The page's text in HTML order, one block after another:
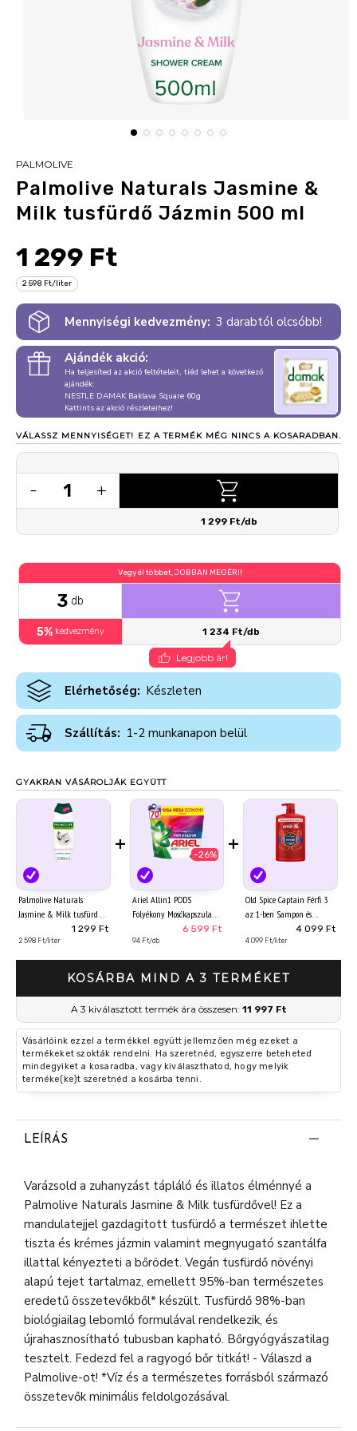
PALMOLIVE
Palmolive Naturals Jasmine &
Milk tusfürdő Jázmin 500 ml
1 299 Ft
2 598 Ft/liter
Mennyiségi kedvezmény: 3 darabtól olcsóbb!
Ajándék akció:
Ha teljesíted az akció feltételeit, tiéd lehet a következő
ajándék:
NESTLE DAMAK Baklava Square 60g
Kattints az akció részleteihez!
VÁLASSZ MENNYISÉGET! EZ A TERMÉK MÉG NINCS A KOSARADBAN.
- 1 +
1 299 Ft/db
Vegyél többet, JOBBAN MEGÉRI!
3 db
5% kedvezmény 1 234 Ft/db
Legjobb ár!
Elérhetőség: Készleten
Szállítás: 1-2 munkanapon belül
GYAKRAN VÁSÁROLJÁK EGYÜTT
Palmolive Naturals
Jasmine & Milk tusfürdő
1 299 Ft
2 598 Ft/liter
+
-26%
Ariel Allin1 PODS
Folyékony Mosókapszula
Színes Ruhákhoz, 70
Mosáshoz
6 599 Ft
94 Ft/db
+
Old Spice Captain Férfi 3
az 1-ben Sampon és
Tusfürdő, 1000 ml4 099 Ft
4 099 Ft/liter
KOSÁRBA MIND A 3 TERMÉKET
A 3 kiválasztott termék ára összesen: 11 997 Ft
Vásárlóink ezzel a termékkel együtt jellemzően még ezeket a
termékeket szokták rendelni. Ha szeretnéd, egyszerre beteheted
mindegyiket a kosaradba, vagy kiválaszthatod, hogy melyik
terméke(ke)t szeretnéd a kosárba tenni.
LEÍRÁS
Varázsold a zuhanyzást tápláló és illatos élménnyé a
Palmolive Naturals Jasmine & Milk tusfürdővel! Ez a
mandulatejjel gazdagitott tusfürdő a természet ihlette
tiszta és krémes jázmin valamint megnyugató szantálfa
illattal kényezteti a bőrödet. Vegán tusfürdő növényi
alapú tejet tartalmaz, emellett 95%-ban természetes
eredetű összetevőkből* készült. Tusfürdő 98%-ban
biológiailag lebomló formulával rendelkezik, és
újrahasznosítható tubusban kapható. Bőrgyógyászatilag
tesztelt. Fedezd fel a ragyogó bőr titkát! - Válaszd a
Palmolive-ot! *Víz és a természetes forrásból származó
összetevők minimális feldolgozásával.